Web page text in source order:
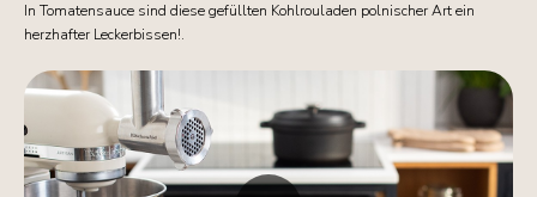
In Tomatensauce sind diese gefüllten Kohlrouladen polnischer Art ein
herzhafter Leckerbissen!.